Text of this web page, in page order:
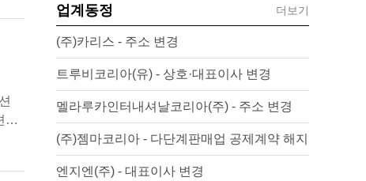
이
업계동정 더보기
(주)카리스 - 주소 변경
트루비코리아(유) - 상호·대표이사 변경
멜라루카인터내셔날코리아(주) - 주소 변경
(주)젬마코리아 - 다단계판매업 공제계약 해지
엔지엔(주) - 대표이사 변경